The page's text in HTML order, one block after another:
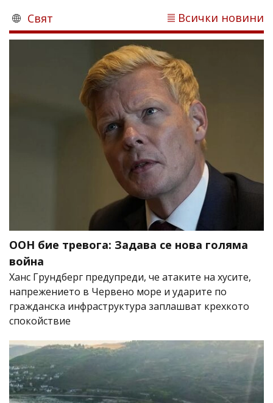
Свят Всички новини
ООН бие тревога: Задава се нова голяма
война
Ханс Грундберг предупреди, че атаките на хусите,
напрежението в Червено море и ударите по
гражданска инфраструктура заплашват крехкото
спокойствие